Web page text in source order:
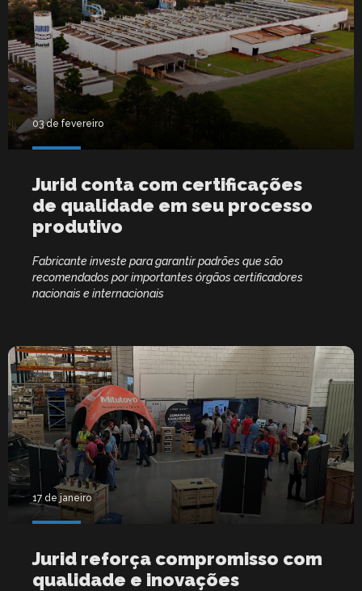
03 de fevereiro
Jurid conta com certificações
de qualidade em seu processo
produtivo
Fabricante investe para garantir padrões que são
recomendados por importantes órgãos certificadores
nacionais e internacionais
17 de janeiro
Jurid reforça compromisso com
qualidade e inovações